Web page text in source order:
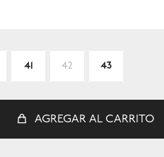
41 42 43
AGREGAR AL CARRITO